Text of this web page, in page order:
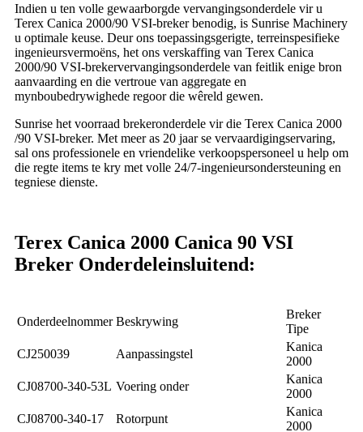
Indien u ten volle gewaarborgde vervangingsonderdele vir u
Terex Canica 2000/90 VSI-breker benodig, is Sunrise Machinery
u optimale keuse. Deur ons toepassingsgerigte, terreinspesifieke
ingenieursvermoëns, het ons verskaffing van Terex Canica
2000/90 VSI-brekervervangingsonderdele van feitlik enige bron
aanvaarding en die vertroue van aggregate en
mynboubedrywighede regoor die wêreld gewen.
Sunrise het voorraad brekeronderdele vir die Terex Canica 2000
/90 VSI-breker. Met meer as 20 jaar se vervaardigingservaring,
sal ons professionele en vriendelike verkoopspersoneel u help om
die regte items te kry met volle 24/7-ingenieursondersteuning en
tegniese dienste.
Terex Canica 2000 Canica 90 VSI
Breker Onderdeleinsluitend:
Onderdeelnommer Beskrywing
Breker
Tipe
CJ250039
Aanpassingstel
Kanica
2000
CJ08700-340-53L Voering onder
Kanica
2000
CJ08700-340-17
Rotorpunt
Kanica
2000